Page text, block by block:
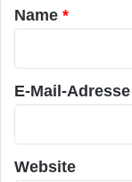
a
r
*
Name *
E-Mail-Adresse
Website